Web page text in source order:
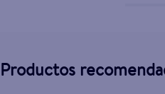
Productos